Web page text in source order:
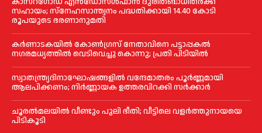
സഹായം; സ്‌നേഹസാന്ത്വനം പദ്ധതിക്കായി 14.40 കോടി
രൂപയുടെ ഭരണാനുമതി
കർണാടകയിൽ കോണ്‍ഗ്രസ് നേതാവിനെ പട്ടാപ്പകല്‍
നഗരമധ്യത്തില്‍ വെടിവെച്ചു കൊന്നു; പ്രതി പിടിയില്‍
സ്വാതന്ത്ര്യദിനാഘോഷങ്ങളില്‍ വന്ദേമാതരം പൂര്‍ണ്ണമായി
ആലപിക്കണം; നിര്‍ണ്ണായക ഉത്തരവിറക്കി സര്‍ക്കാര്‍
ചൂരല്‍മലയില്‍ വീണ്ടും പുലി ഭീതി; വീട്ടിലെ വളര്‍ത്തുനായയെ
പിടികൂടി